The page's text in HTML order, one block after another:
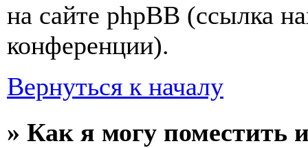
на сайте phpBB (ссылка
конференции).
Вернуться к началу
» Как я могу поместить